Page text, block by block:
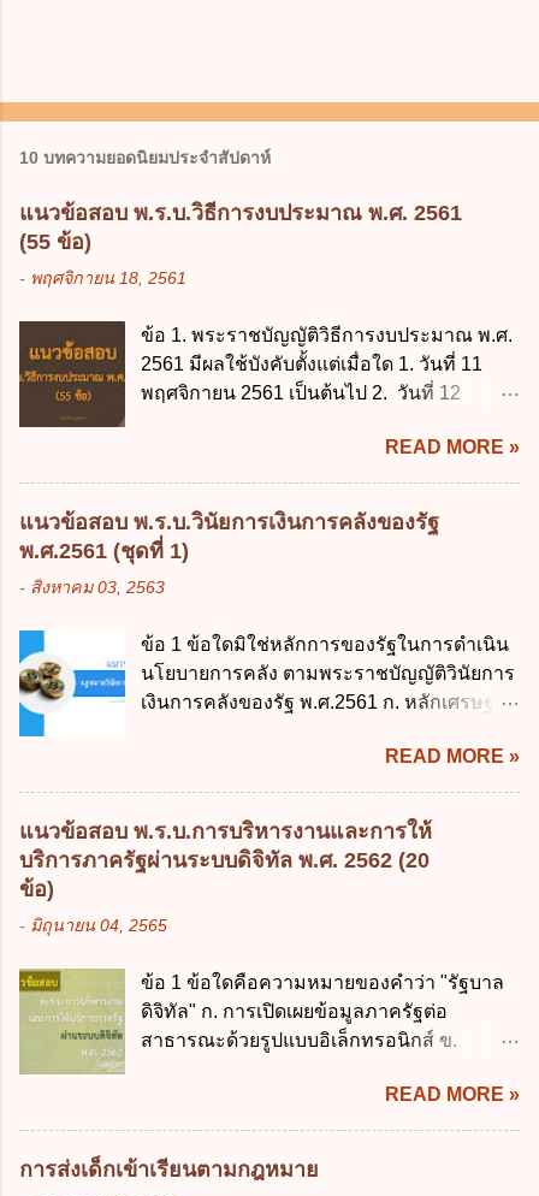
10 บทความยอดนิยมประจำสัปดาห์
แนวข้อสอบ พ.ร.บ.วิธีการงบประมาณ พ.ศ. 2561
(55 ข้อ)
- พฤศจิกายน 18, 2561
ข้อ 1. พระราชบัญญัติวิธีการงบประมาณ พ.ศ.
2561 มีผลใช้บังคับตั้งแต่เมื่อใด 1. วันที่ 11
พฤศจิกายน 2561 เป็นต้นไป 2. วันที่ 12
พฤศจิกายน 2561 เป็นต้นไป 4. วันที่ 14
พฤศจิกายน 2561 เป็นต้นไป ข้อ 2. พระราช
บัญญัติวิธีการงบประมาณ พ.ศ. 2561 ไม่ได้
ยกเลิกกฎหมายฉบับใด 1. พระราชบัญญัติวิธี
การงบประมาณ พ.ศ. 2502 2. พระราชบัญญัติ
วิธีการงบประมาณ (ฉบับที่ 3) พ.ศ. 2511 3.
พ.ศ. 2544 4. ประกาศของคณะปฏิวัติ ฉบับที่
203 ลงวันที่ 31 สิงหาคม 2515 ข้อ 3. ข้อใดไม่
ถูกต้อง 1. นายกรัฐมนตรีมีอำนาจออกกฎเพื่อ
ประมาณ พ.ศ. 2561 2. นายกรัฐมนตรีเป็นผู้
รักษาการตามพระราช บัญญัติวิธีการงบ
ประมาณ พ.ศ. 2561 3. รัฐมนตรีว่าการ
กระทรวงการคลัง เป็นผู้รักษาการตามพระ
โปร่งใสและตรวจสอบได้ ข้อ 4. พระราช
บัญญัติวิธีการงบประมาณ พ.ศ. 2561 บัญญัติ
ให้การบริหา...
READ MORE »
แนวข้อสอบ พ.ร.บ.วินัยการเงินการคลังของรัฐ
พ.ศ.2561 (ชุดที่ 1)
- สิงหาคม 03, 2563
ข้อ 1 ข้อใดมิใช่หลักการของรัฐในการดำเนิน
นโยบายการคลัง ตามพระราชบัญญัติวินัยการ
เงินการคลังของรัฐ พ.ศ.2561 ก. หลักเศรษฐกิจ
เศรษฐกิจ ค. หลักการพัฒนาทางเศรษฐกิจ
อย่างยั่งยืน ง. หลักความเป็นธรรมในสังคม ข้อ
2 สัดส่วนหนี้สาธารณะต่อผลิตภัณฑ์มวลรวม
ในประเทศเพื่อใช้เป็นกรอบในการบริหารหนี้
สาธารณะเป็นไปตามข้อใด ก. ไม่เกินร้อยละ 5
เกินร้อยละ 60 ข้อ 3 กฎหมายว่าด้วยวินัยการ
กฎหมายที่ให้จัดเก็บภาษีอากรหรือค่า
ธรรมเนียมเพิ่มขึ้นจากที่กำหนดไว้ในกฎหมาย
เพื่อการนำไปใช้จ่ายตามวัตถุประสงค์หรือเพื่อ
ข้อใด ก. เป็นไปตามความต้องการของชุมชน
ข. เพื่อป็นรายได้ขององค์กรปกครองส่วนท้อง
ถิ่น ค. มีเหตุจำเป็นหรือเหตุฉุกเฉินที่มิอาจหลีก
READ MORE »
แนวข้อสอบ พ.ร.บ.การบริหารงานและการให้
บริการภาครัฐผ่านระบบดิจิทัล พ.ศ. 2562 (20
ข้อ)
- มิถุนายน 04, 2565
ข้อ 1 ข้อใดคือความหมายของคำว่า "รัฐบาล
ดิจิทัล" ก. การเปิดเผยข้อมูลภาครัฐต่อ
สาธารณะด้วยรูปแบบอิเล็กทรอนิกส์ ข.
การบริหารงาน การให้บริการ การบูรณาการ
ข้อมูลภาครัฐ ค. วิธีการนำสัญลักษณ์ศูนย์และ
หนึ่ง เพื่อใช้สร้างระบบต่าง ๆ ง. สำนักงาน
พัฒนารัฐบาลดิจิทัล (องค์การมหาชน) ข้อ 2
READ MORE »
การส่งเด็กเข้าเรียนตามกฎหมาย